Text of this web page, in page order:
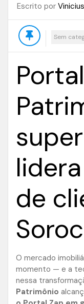
Escrito por
Sem
de
O mercado
momento — e a
nessa
Patrimônio